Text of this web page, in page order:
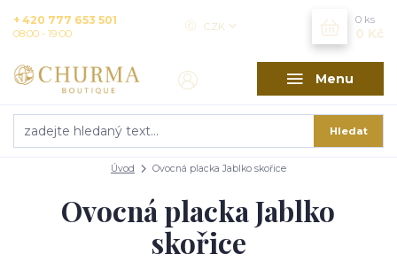
Menu
CZK
Hledat
+ 420 777 653 501
08:00 - 19:00
0 ks
0 Kč
Úvod Ovocná placka Jablko skořice
Ovocná placka Jablko
skořice